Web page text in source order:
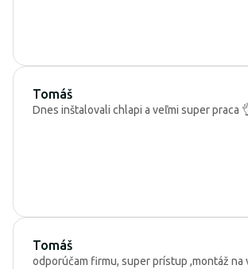
Tomáš
Dnes inštalovali chlapi a veľmi super praca
Tomáš
odporúčam firmu, super prístup ,montáž na